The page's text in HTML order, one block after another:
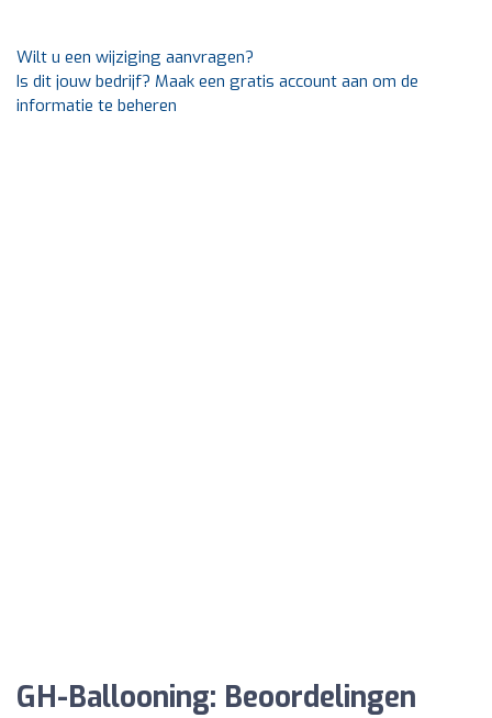
Wilt u een wijziging aanvragen?
Is dit jouw bedrijf? Maak een gratis account aan om de
informatie te beheren
GH-Ballooning: Beoordelingen